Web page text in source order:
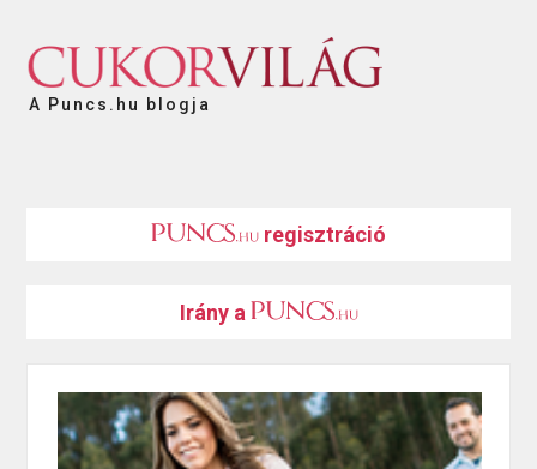
A Puncs.hu blogja
regisztráció
Irány a